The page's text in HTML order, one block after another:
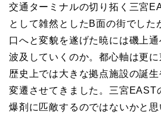
交通ターミナルの切り拓く三宮
として雑然としたB面の街でした
口へと変貌を遂げた暁には磯上
波及していくのか。都心軸は更に
歴史上では大きな拠点施設の誕生
変遷させてきました。三宮EAST
爆剤に匹敵するのではないかと思